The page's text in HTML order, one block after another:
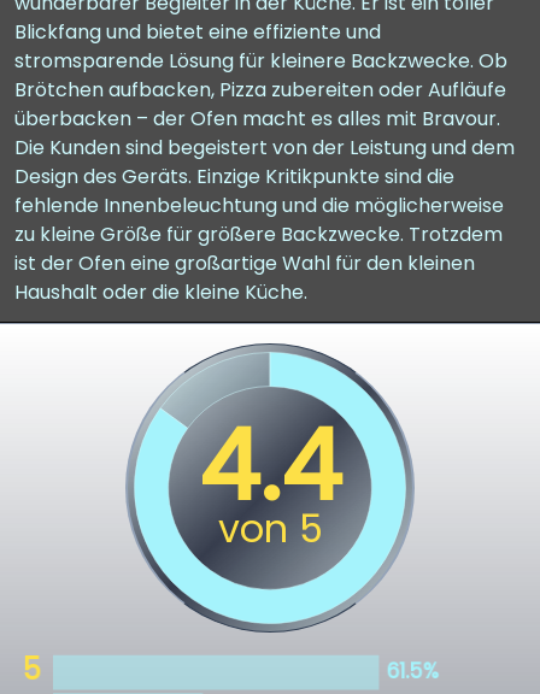
Blickfang und bietet eine effiziente und
stromsparende Lösung für kleinere Backzwecke. Ob
Brötchen aufbacken, Pizza zubereiten oder Aufläufe
überbacken – der Ofen macht es alles mit Bravour.
Die Kunden sind begeistert von der Leistung und dem
Design des Geräts. Einzige Kritikpunkte sind die
fehlende Innenbeleuchtung und die möglicherweise
zu kleine Größe für größere Backzwecke. Trotzdem
ist der Ofen eine großartige Wahl für den kleinen
Haushalt oder die kleine Küche.